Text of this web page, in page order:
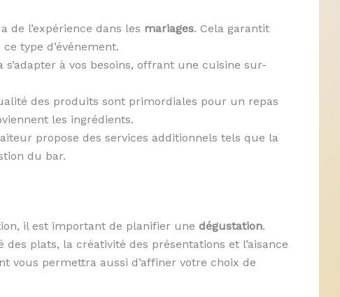
de l’expérience dans les mariages. Cela garantit
type d’événement.
à vos besoins, offrant une cuisine sur-
des produits sont primordiales pour un repas
les ingrédients.
propose des services additionnels tels que la
du bar.
il est important de planifier une dégustation.
des plats, la créativité des présentations et l’aisance
vous permettra aussi d’affiner votre choix de